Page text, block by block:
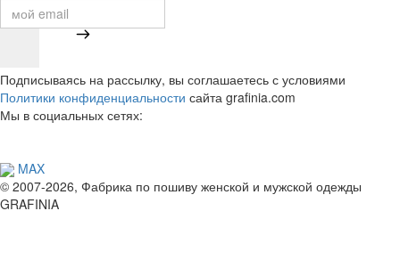
Подписываясь на рассылку, вы соглашаетесь с условиями
Политики конфиденциальности сайта grafinia.com
Мы в социальных сетях:
MAX
© 2007-2026, Фабрика по пошиву женской и мужской одежды
GRAFINIA